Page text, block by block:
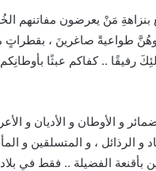
بنزاهةِ مَنْ يعرضون مفاتنهم
طواعيةً صاغرينَ ، بقطراتٍ
رفيقًا .. كفاكم عبثًا
و الأوطان و الأديان و
و الرذائل ، و المتسلقين و
بأقنعة الفضيلة .. فقط في